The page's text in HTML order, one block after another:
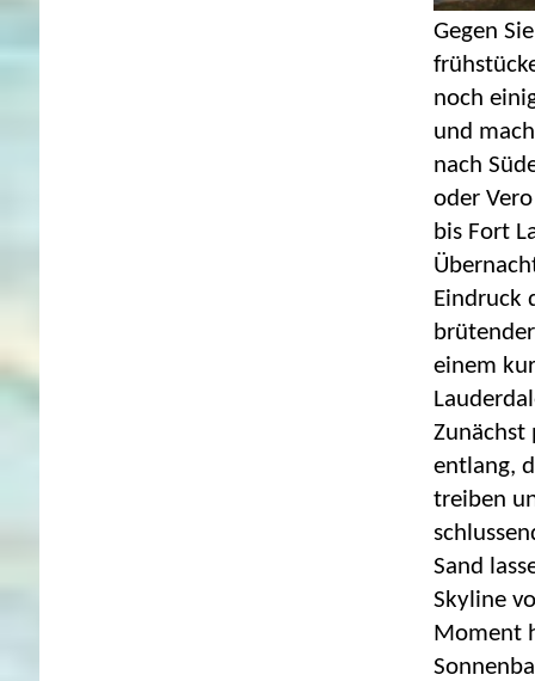
Gegen
noch
und
nach
oder
bis Fort
Eindruck
einem
Zunächst
entlang,
treiben
Sand
Skyline
Moment